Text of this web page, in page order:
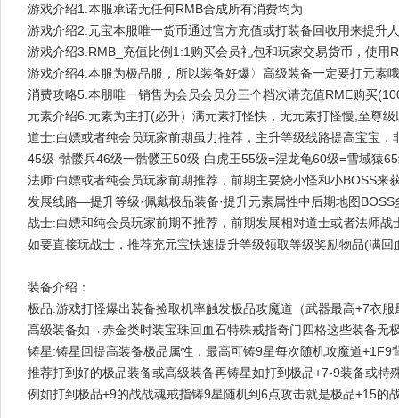
游戏介绍1.本服承诺无任何RMB合成所有消费均为
游戏介绍2.元宝本服唯一货币通过官方充值或打装备回收用来提升
游戏介绍3.RMB_充值比例1:1购买会员礼包和玩家交易货币，使用
游戏介绍4.本服为极品服，所以装备好爆〉高级装备一定要打元素
消费攻略5.本朋唯一销售为会员会员分三个档次请充值RME购买
元素介绍6.元素为主打(必升）满元素打怪快，无元素打怪慢,至尊
道士:白嫖或者纯会员玩家前期虽力推荐，主升等级线路提高宝宝
45级-骷髅兵46级一骷髅王50级-白虎王55级=涅龙龟60级=雪域猿
法师:白嫖或者纯会员玩家前期推荐，前期主要烧小怪和小BOSS来
发展线路―提升等级·佩戴极品装备·提升元素属性中后期地图
战士:白嫖和纯会员玩家前期不推荐，前期发展相对道士或者法师
如要直接玩战士，推荐充元宝快速提升等级领取等级奖励物品(满
装备介绍：
极品:游戏打怪爆出装备捡取机率触发极品攻魔道（武器最高+7衣
高级装备如→赤金类时装宝珠回血石特殊戒指奇门四格这些装备无
铸星:铸星回提高装备极品属性，最高可铸9星每次随机攻魔道+1F9
推荐打到好的极品装备或高级装备再铸星如打到极品+7-9装备或特
例如打到极品+9的战战魂戒指铸9星随机到6点攻击就是极品+15的